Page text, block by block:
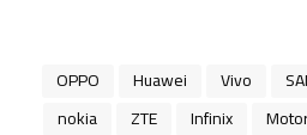
Vivo
Huawei
OPPO
Infinix
ZTE
nokia